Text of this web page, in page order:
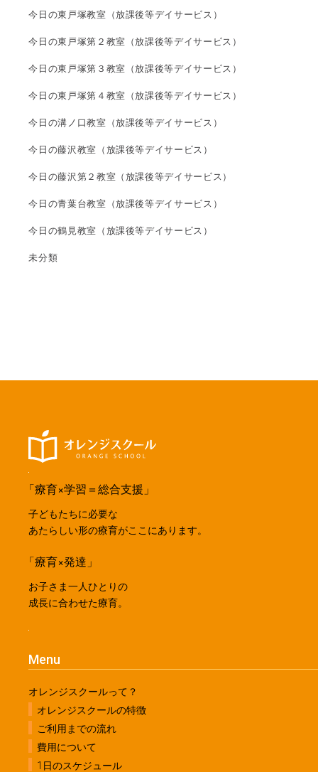
今日の東戸塚教室（放課後等デイサービス）
今日の東戸塚第２教室（放課後等デイサービス）
今日の東戸塚第３教室（放課後等デイサービス）
今日の東戸塚第４教室（放課後等デイサービス）
今日の溝ノ口教室（放課後等デイサービス）
今日の藤沢教室（放課後等デイサービス）
今日の藤沢第２教室（放課後等デイサービス）
今日の青葉台教室（放課後等デイサービス）
今日の鶴見教室（放課後等デイサービス）
未分類
「療育×学習＝総合支援」
子どもたちに必要な
あたらしい形の療育がここにあります。
「療育×発達」
お子さま一人ひとりの
成長に合わせた療育。
Menu
オレンジスクールって？
オレンジスクールの特徴
ご利用までの流れ
費用について
1日のスケジュール